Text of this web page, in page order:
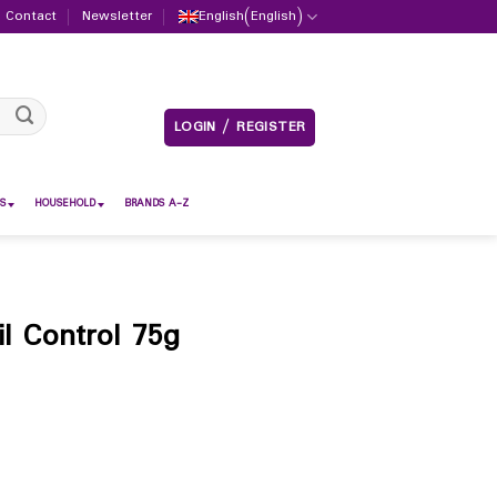
Contact Newsletter English(English)
LOGIN / REGISTER
HOUSEHOLD BRANDS A-Z
Control 75g